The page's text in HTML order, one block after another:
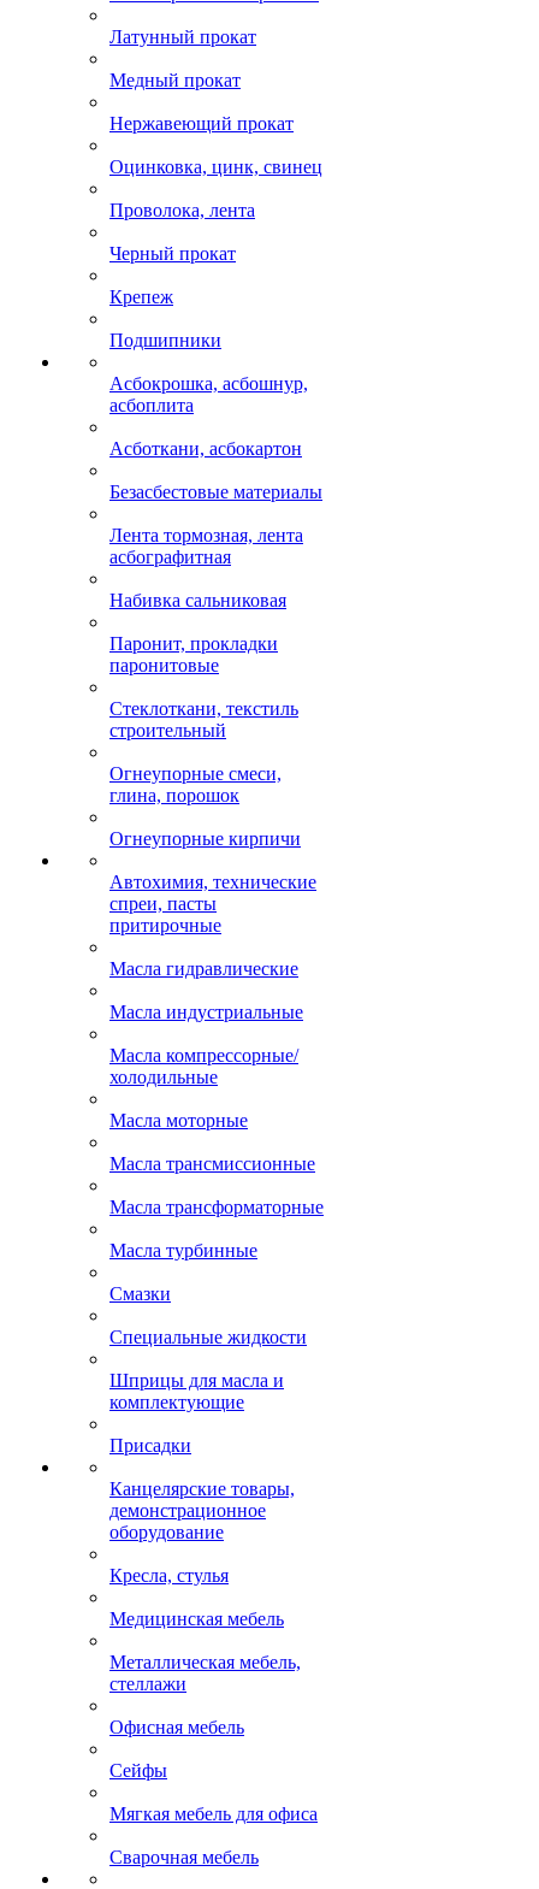
Латунный прокат
Медный прокат
Нержавеющий прокат
Оцинковка, цинк, свинец
Проволока, лента
Черный прокат
Крепеж
Подшипники
Асбокрошка, асбошнур,
асбоплита
Асботкани, асбокартон
Безасбестовые материалы
Лента тормозная, лента
асбографитная
Набивка сальниковая
Паронит, прокладки
паронитовые
Стеклоткани, текстиль
строительный
Огнеупорные смеси,
глина, порошок
Огнеупорные кирпичи
Автохимия, технические
спреи, пасты
притирочные
Масла гидравлические
Масла индустриальные
Масла компрессорные/
холодильные
Масла моторные
Масла трансмиссионные
Масла трансформаторные
Масла турбинные
Смазки
Специальные жидкости
Шприцы для масла и
комплектующие
Присадки
Канцелярские товары,
демонстрационное
оборудование
Кресла, стулья
Медицинская мебель
Металлическая мебель,
стеллажи
Офисная мебель
Сейфы
Мягкая мебель для офиса
Сварочная мебель